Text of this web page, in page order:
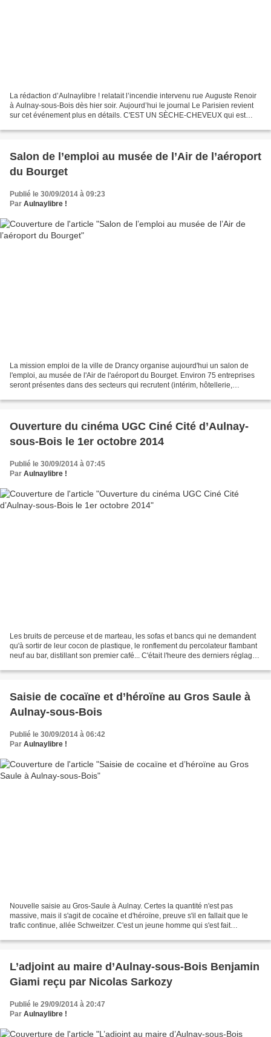
La rédaction d’Aulnaylibre ! relatait l’incendie intervenu rue Auguste Renoir
à Aulnay-sous-Bois dès hier soir. Aujourd’hui le journal Le Parisien revient
sur cet événement plus en détails. C'EST UN SÈCHE-CHEVEUX qui est
Salon de l’emploi au musée de l’Air de l’aéroport
du Bourget
Publié le 30/09/2014 à 09:23
Par Aulnaylibre !
La mission emploi de la ville de Drancy organise aujourd'hui un salon de
l'emploi, au musée de l'Air de l'aéroport du Bourget. Environ 75 entreprises
seront présentes dans des secteurs qui recrutent (intérim, hôtellerie,
Ouverture du cinéma UGC Ciné Cité d’Aulnay-
sous-Bois le 1er octobre 2014
Publié le 30/09/2014 à 07:45
Par Aulnaylibre !
Les bruits de perceuse et de marteau, les sofas et bancs qui ne demandent
qu'à sortir de leur cocon de plastique, le ronflement du percolateur flambant
neuf au bar, distillant son premier café... C'était l'heure des derniers réglages
Saisie de cocaïne et d’héroïne au Gros Saule à
Aulnay-sous-Bois
Publié le 30/09/2014 à 06:42
Par Aulnaylibre !
Nouvelle saisie au Gros-Saule à Aulnay. Certes la quantité n'est pas
massive, mais il s'agit de cocaïne et d'héroïne, preuve s'il en fallait que le
trafic continue, allée Schweitzer. C'est un jeune homme qui s'est fait
L’adjoint au maire d’Aulnay-sous-Bois Benjamin
Giami reçu par Nicolas Sarkozy
Publié le 29/09/2014 à 20:47
Par Aulnaylibre !